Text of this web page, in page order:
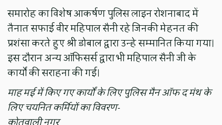
समारोह का विशेष आकर्षण पुलिस लाइन रोशनाबाद में
तैनात सफाई वीर महिपाल सैनी रहे जिनकी मेहनत की
प्रशंसा करते हुए श्री डोबाल द्वारा उन्हे सम्मानित किया गया।
इस दौरान अन्य ऑफिसर्स द्वारा भी महिपाल सैनी जी के
कार्यों की सराहना की गई।
माह मई में किए गए कार्यों के लिए पुलिस मैन ऑफ द मंथ के
लिए चयनित कर्मियों का विवरण-